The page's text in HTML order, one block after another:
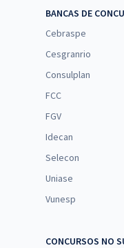
BANCAS DE
Cebraspe
Cesgranrio
Consulplan
FCC
FGV
Idecan
Selecon
Uniase
Vunesp
CONCURSOS NO